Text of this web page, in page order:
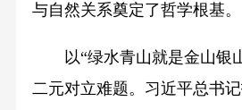
与自然关系奠定了哲学根基。
以“绿水青山就是金山银
二元对立难题。习近平总书